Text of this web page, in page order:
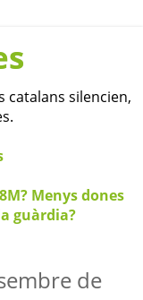
catalans silencien,
Menys dones
guàrdia?
de